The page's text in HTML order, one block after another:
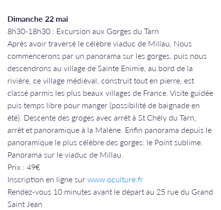
Dimanche 22 mai
8h30-18h30 : Excursion aux Gorges du Tarn
Après avoir traversé le célèbre viaduc de Millau, Nous
commencerons par un panorama sur les gorges, puis nous
descendrons au village de Sainte Enimie, au bord de la
rivière, ce village médiéval, construit tout en pierre, est
classé parmis les plus beaux villages de France. Visite guidée
puis temps libre pour manger (possibilité de baignade en
été). Descente des groges avec arrêt à St Chély du Tarn,
arrêt et panoramique à la Malène. Enfin panorama depuis le
panoramique le plus célèbre des gorges: le Point sublime.
Panorama sur le viaduc de Millau.
​​​​​​​Prix : 49€
Inscription en ligne surwww.oculture.fr
Rendez-vous 10 minutes avant le départ au 25 rue du Grand
Saint Jean